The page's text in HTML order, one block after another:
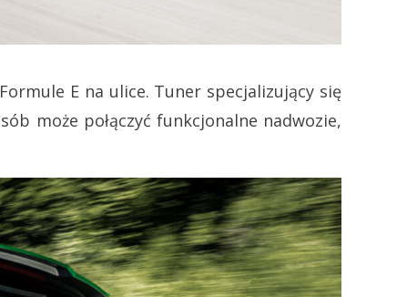
E na ulice. Tuner specjalizujący się
może połączyć funkcjonalne nadwozie,